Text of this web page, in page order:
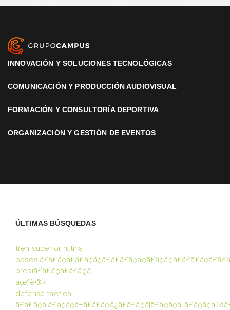
INNOVACIÓN Y SOLUCIONES TECNOLÓGICAS
COMUNICACIÓN Y PRODUCCIÓN AUDIOVISUAL
FORMACIÓN Y CONSULTORÍA DEPORTIVA
ORGANIZACIÓN Y GESTIÓN DE EVENTOS
ÚLTIMAS BÚSQUEDAS
tren superior rutina
presiã£â£ã¢â£ã£â¢ã
åœ°è®¼
defensa tactica